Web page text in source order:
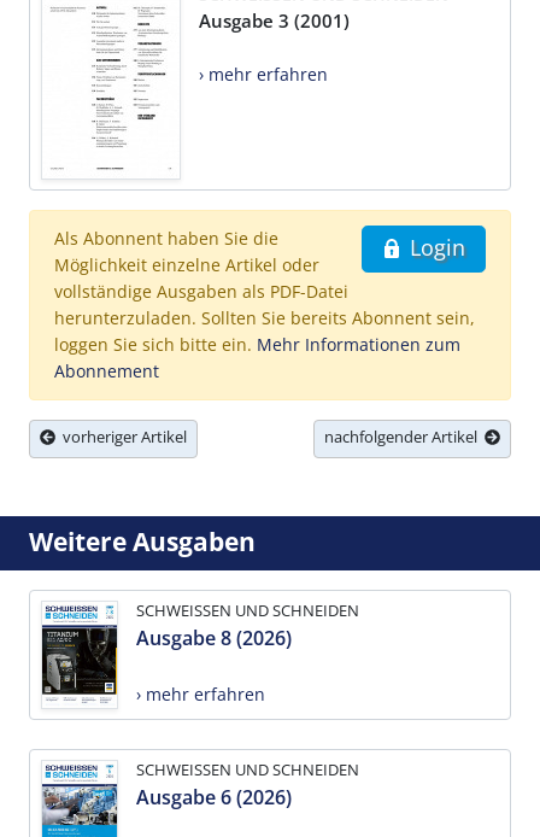
Ausgabe 3 (2001)
› mehr erfahren
Login
Als Abonnent haben Sie die
Möglichkeit einzelne Artikel oder
vollständige Ausgaben als PDF-Datei
herunterzuladen. Sollten Sie bereits Abonnent sein,
loggen Sie sich bitte ein. Mehr Informationen zum
Abonnement
vorheriger Artikel nachfolgender Artikel
Weitere Ausgaben
SCHWEISSEN UND SCHNEIDEN
Ausgabe 8 (2026)
› mehr erfahren
SCHWEISSEN UND SCHNEIDEN
Ausgabe 6 (2026)